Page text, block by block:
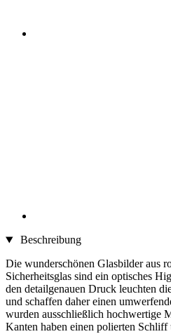
Beschreibung
Die wunderschönen Glasbilder aus
Sicherheitsglas sind ein optisches
den detailgenauen Druck leuchten
und schaffen daher einen
wurden ausschließlich hochwertige
Kanten haben einen polierten Schliff